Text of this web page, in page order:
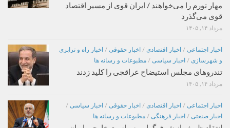
مهار تورم را می‌خواهند / ایران قوی از مسیر اقتصاد
قوی می‌گذرد
مرداد ۱۴, ۱۴۰۵
اخبار اجتماعی / اخبار اقتصادی / اخبار حقوقی / اخبار راه و ترابری
و شهرسازی / اخبار سیاسی / مطبوعات و رسانه ها
تندروهای مجلس استیضاح عراقچی را کلید زدند
مرداد ۱۴, ۱۴۰۵
اخبار اجتماعی / اخبار اقتصادی / اخبار حقوقی / اخبار سیاسی /
اخبار صنعتی / اخبار فرهنگی / مطبوعات و رسانه ها